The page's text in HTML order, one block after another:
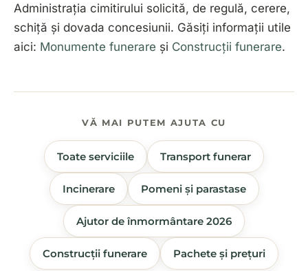
Administrația cimitirului solicită, de regulă, cerere,
schiță și dovada concesiunii. Găsiți informații utile
aici: Monumente funerare și Construcții funerare.
VĂ MAI PUTEM AJUTA CU
Toate serviciile Transport funerar
Incinerare Pomeni și parastase
Ajutor de înmormântare 2026
Construcții funerare Pachete și prețuri